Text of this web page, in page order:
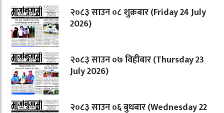
२०८३ साउन ०८ शुक्रबार (Friday 24 July
2026)
२०८३ साउन ०७ विहीबार (Thursday 23
July 2026)
२०८३ साउन ०६ बुधबार (Wednesday 22